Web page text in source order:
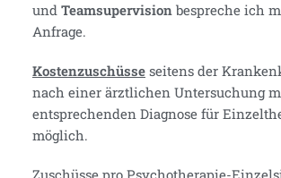
und Teamsupervision bespreche ich
Anfrage.
Kostenzuschüsse seitens der
nach einer ärztlichen Untersuchung
entsprechenden Diagnose für
möglich.
Zuschüsse pro Psychotherapie-